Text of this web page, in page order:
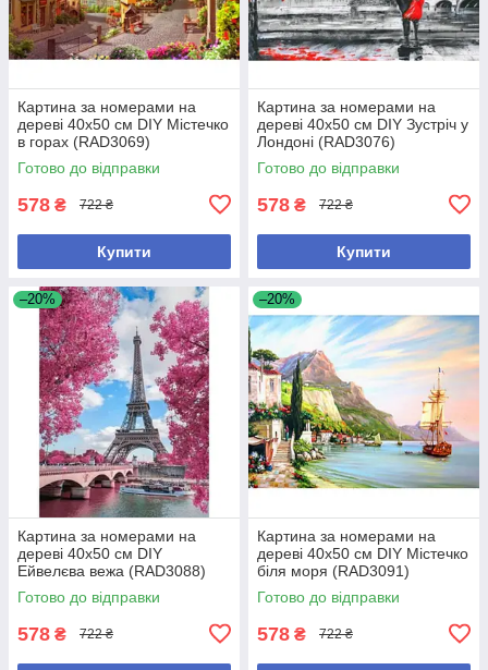
Картина за номерами на
дереві 40х50 см DIY Містечко
в горах (RAD3069)
Готово до відправки
578 ₴ 722 ₴
Купити
Картина за номерами на
дереві 40х50 см DIY Зустріч у
Лондоні (RAD3076)
Готово до відправки
578 ₴ 722 ₴
Купити
–20%
Картина за номерами на
дереві 40х50 см DIY
Ейвелєва вежа (RAD3088)
Готово до відправки
578 ₴ 722 ₴
–20%
Картина за номерами на
дереві 40х50 см DIY Містечко
біля моря (RAD3091)
Готово до відправки
578 ₴ 722 ₴